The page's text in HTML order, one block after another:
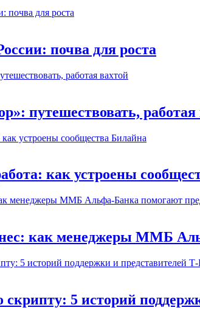
почва для роста
путешествовать, работая
как устроены
как менеджеры ММБ
5 историй